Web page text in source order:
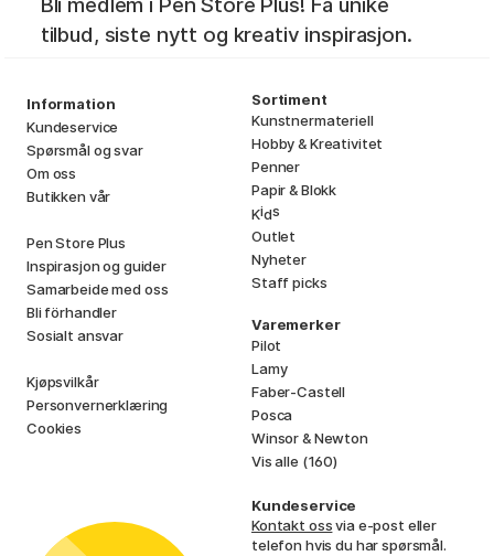
tilbud, siste nytt og kreativ inspirasjon.
Information
Kundeservice
Spørsmål og svar
Om oss
Butikken vår
Pen Store Plus
Inspirasjon og guider
Samarbeide med oss
Bli förhandler
Sosialt ansvar
Kjøpsvilkår
Personvernerklæring
Cookies
Sortiment
Kunstnermateriell
Hobby & Kreativitet
Penner
Papir & Blokk
Kids
Outlet
Nyheter
Staff picks
Varemerker
Pilot
Lamy
Faber-Castell
Posca
Winsor & Newton
Vis alle (160)
Kundeservice
Kontakt ossvia e-post eller
telefon hvis du har spørsmål.